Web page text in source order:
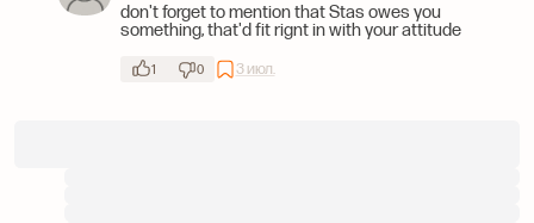
don't forget to mention that Stas owes you
something, that'd fit rignt in with your attitude
1 0 3 июл.